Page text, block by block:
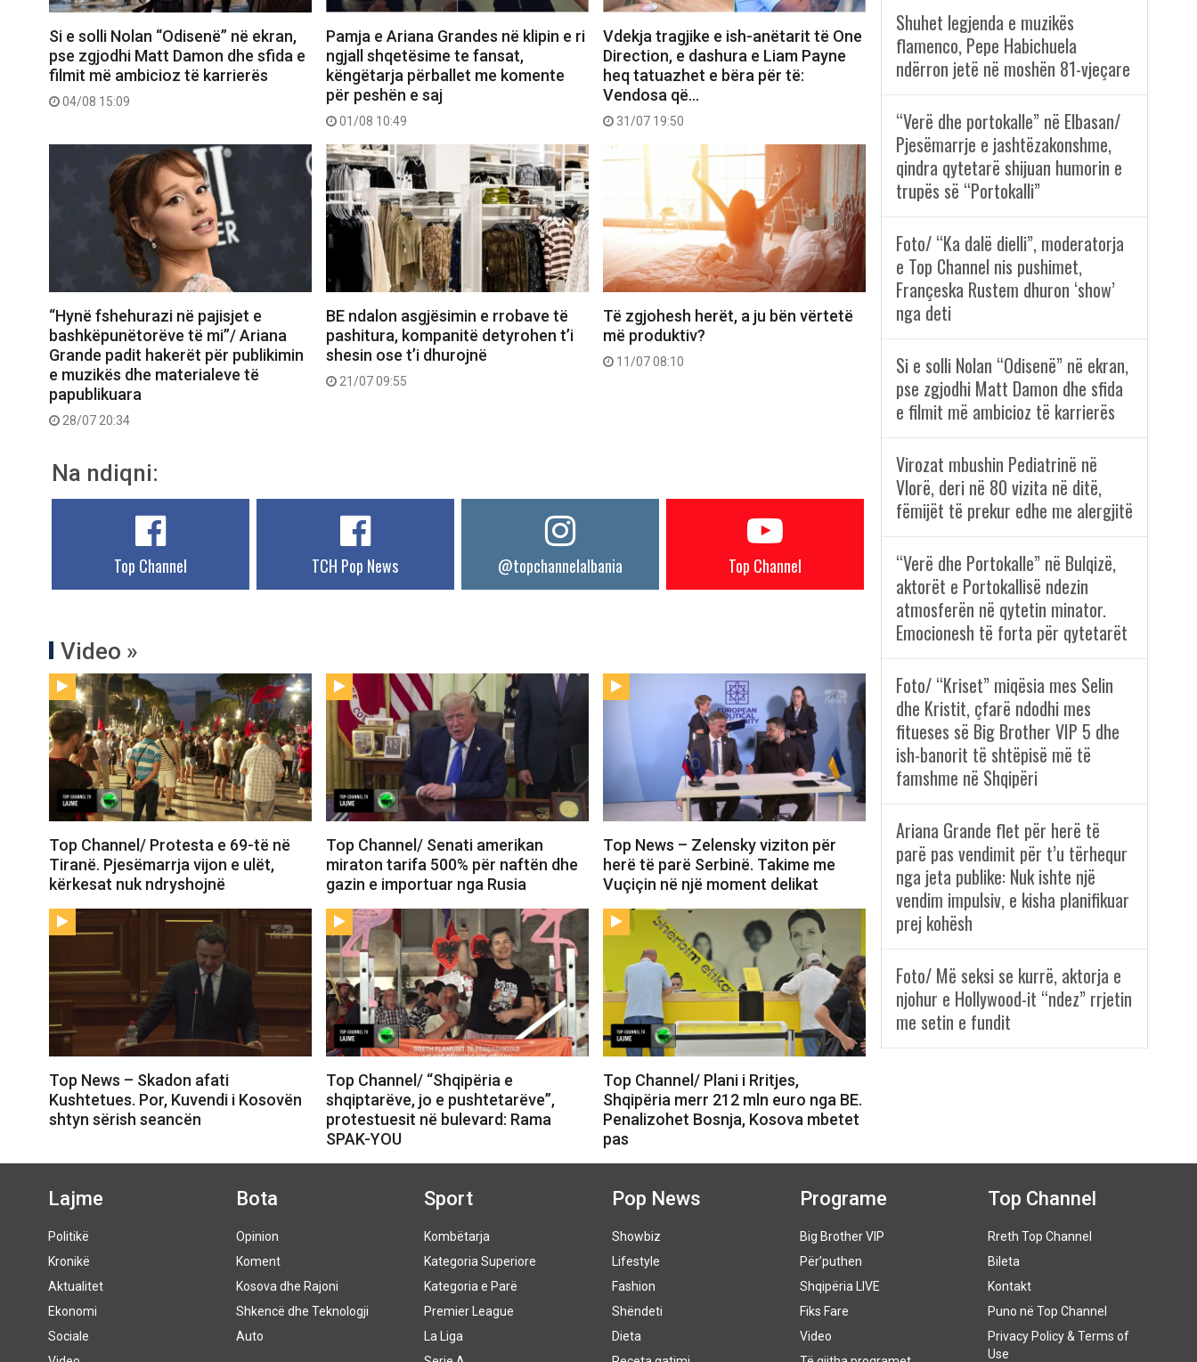
Si e solli Nolan “Odisenë” në ekran,
pse zgjodhi Matt Damon dhe sfida e
filmit më ambicioz të karrierës
04/08 15:09
Pamja e Ariana Grandes në klipin e ri
ngjall shqetësime te fansat,
këngëtarja përballet me komente
për peshën e saj
01/08 10:49
Vdekja tragjike e ish-anëtarit të One
Direction, e dashura e Liam Payne
heq tatuazhet e bëra për të:
Vendosa që…
31/07 19:50
“Hynë fshehurazi në pajisjet e
bashkëpunëtorëve të mi”/ Ariana
Grande padit hakerët për publikimin
e muzikës dhe materialeve të
papublikuara
28/07 20:34
BE ndalon asgjësimin e rrobave të
pashitura, kompanitë detyrohen t’i
shesin ose t’i dhurojnë
21/07 09:55
Të zgjohesh herët, a ju bën vërtetë
më produktiv?
11/07 08:10
Na ndiqni:
Top Channel TCH Pop News @topchannelalbania Top Channel
Video »
Top Channel/ Protesta e 69-të në
Tiranë. Pjesëmarrja vijon e ulët,
kërkesat nuk ndryshojnë
Top Channel/ Senati amerikan
miraton tarifa 500% për naftën dhe
gazin e importuar nga Rusia
Top News – Zelensky viziton për
herë të parë Serbinë. Takime me
Vuçiçin në një moment delikat
Top News – Skadon afati
Kushtetues. Por, Kuvendi i Kosovën
shtyn sërish seancën
Top Channel/ “Shqipëria e
shqiptarëve, jo e pushtetarëve”,
protestuesit në bulevard: Rama
SPAK-YOU
Top Channel/ Plani i Rritjes,
Shqipëria merr 212 mln euro nga BE.
Penalizohet Bosnja, Kosova mbetet
pas
Shuhet legjenda e muzikës
flamenco, Pepe Habichuela
ndërron jetë në moshën 81-vjeçare
“Verë dhe portokalle” në Elbasan/
Pjesëmarrje e jashtëzakonshme,
qindra qytetarë shijuan humorin e
trupës së “Portokalli”
Foto/ “Ka dalë dielli”, moderatorja
e Top Channel nis pushimet,
Françeska Rustem dhuron ‘show’
nga deti
Si e solli Nolan “Odisenë” në ekran,
pse zgjodhi Matt Damon dhe sfida
e filmit më ambicioz të karrierës
Virozat mbushin Pediatrinë në
Vlorë, deri në 80 vizita në ditë,
fëmijët të prekur edhe me alergjitë
“Verë dhe Portokalle” në Bulqizë,
aktorët e Portokallisë ndezin
atmosferën në qytetin minator.
Emocionesh të forta për qytetarët
Foto/ “Kriset” miqësia mes Selin
dhe Kristit, çfarë ndodhi mes
fitueses së Big Brother VIP 5 dhe
ish-banorit të shtëpisë më të
famshme në Shqipëri
Ariana Grande flet për herë të
parë pas vendimit për t’u tërhequr
nga jeta publike: Nuk ishte një
vendim impulsiv, e kisha planifikuar
prej kohësh
Foto/ Më seksi se kurrë, aktorja e
njohur e Hollywood-it “ndez” rrjetin
me setin e fundit
Lajme
Politikë
Kronikë
Aktualitet
Ekonomi
Sociale
Bota
Opinion
Koment
Kosova dhe Rajoni
Shkencë dhe Teknologji
Auto
Sport
Kombëtarja
Kategoria Superiore
Kategoria e Parë
Premier League
La Liga
Pop News
Showbiz
Lifestyle
Fashion
Shëndeti
Dieta
Programe
Big Brother VIP
Për’puthen
Shqipëria LIVE
Fiks Fare
Video
Top Channel
Rreth Top Channel
Bileta
Kontakt
Puno në Top Channel
Privacy Policy & Terms of
Use